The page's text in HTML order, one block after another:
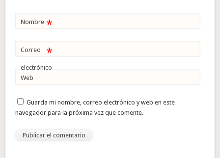
Nombre *
Correo
electrónico
*
Web
Guarda mi nombre, correo electrónico y web en este
navegador para la próxima vez que comente.